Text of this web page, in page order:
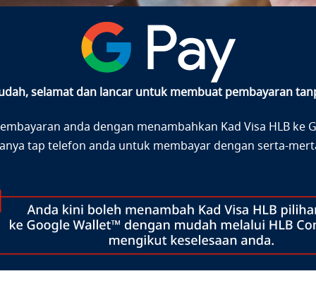
selamat dan lancar untuk membuat pembayaran
anda dengan menambahkan Kad Visa HLB ke
tap telefon anda untuk membayar dengan serta-